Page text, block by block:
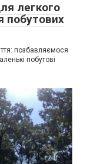
легкого
побутових
позбавляємося
побутові
0